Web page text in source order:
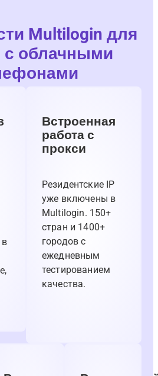
Multilogin для
с облачными
Встроенная
работа с
прокси
Резидентские IP
уже включены в
Multilogin. 150+
стран и 1400+
городов с
ежедневным
тестированием
качества.